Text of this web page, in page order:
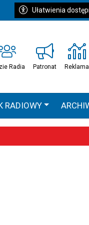
Ułatwienia
Radia Patronat Reklama
RADIOWY
HEAVEN TOUR